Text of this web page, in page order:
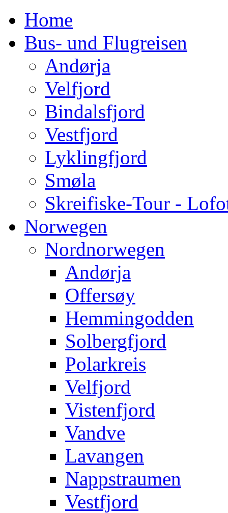
Home
Bus- und Flugreisen
Andørja
Velfjord
Bindalsfjord
Vestfjord
Lyklingfjord
Smøla
Skreifiske-Tour -
Norwegen
Nordnorwegen
Andørja
Offersøy
Hemmingodden
Solbergfjord
Polarkreis
Velfjord
Vistenfjord
Vandve
Lavangen
Nappstraumen
Vestfjord